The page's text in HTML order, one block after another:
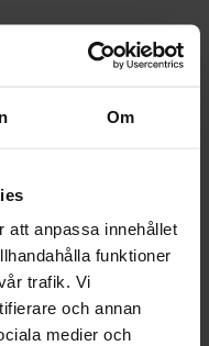
Om
att anpassa innehållet
funktioner
trafik. Vi
och annan
medier och
roliga
något